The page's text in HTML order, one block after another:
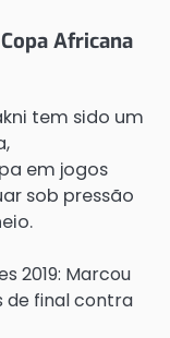
Africana
tem sido um
em jogos
sob pressão
2019: Marcou
de final contra